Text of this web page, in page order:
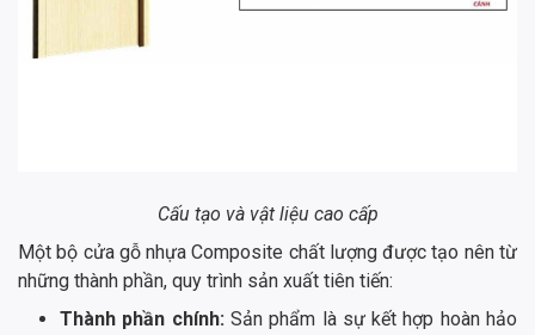
Cấu tạo và vật liệu cao cấp
Một bộ cửa gỗ nhựa Composite chất lượng được tạo nên từ
những thành phần, quy trình sản xuất tiên tiến:
Thành phần chính: Sản phẩm là sự kết hợp hoàn hảo